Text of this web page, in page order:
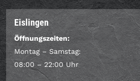
Eislingen
Öffnungszeiten:
Montag – Samstag:
08:00 – 22:00 Uhr